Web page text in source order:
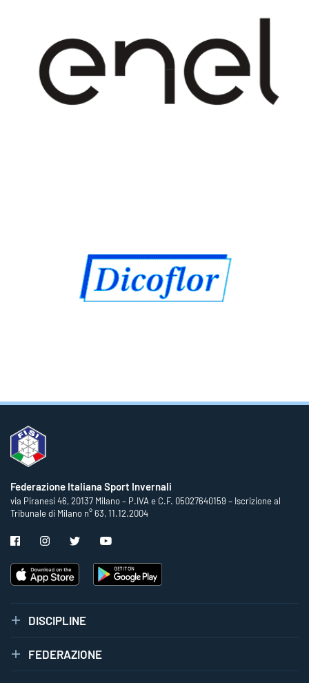
Federazione Italiana Sport Invernali
via Piranesi 46, 20137 Milano – P.IVA e C.F. 05027640159 – Iscrizione al
Tribunale di Milano n° 63, 11.12.2004
DISCIPLINE
FEDERAZIONE